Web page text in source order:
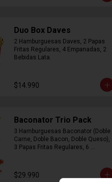
Duo Box Daves
2 Hamburguesas Daves, 2 Papas
Fritas Regulares, 4 Empanadas, 2
Bebidas Lata.
$14.990
Baconator Trio Pack
3 Hamburguesas Baconator (Doble
Carne, Doble Bacon, Doble Queso),
3 Papas Fritas Regulares, 6
$29.990